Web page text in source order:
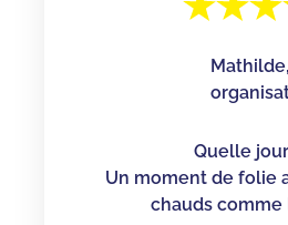
Mathilde,
Quelle
Un moment de folie
chauds comme